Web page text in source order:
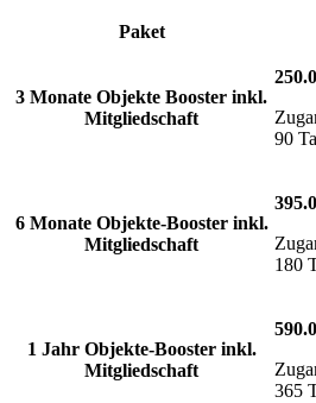
Paket
3 Monate Objekte Booster inkl.
Mitgliedschaft
90
6 Monate Objekte-Booster inkl.
Mitgliedschaft
180
1 Jahr Objekte-Booster inkl.
Mitgliedschaft
365